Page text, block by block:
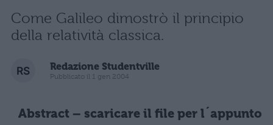
Come Galileo dimostrò il principio
della relatività classica.
Redazione Studentville
Pubblicato il 1 gen 2004
Abstract – scaricare il file per l´appunto